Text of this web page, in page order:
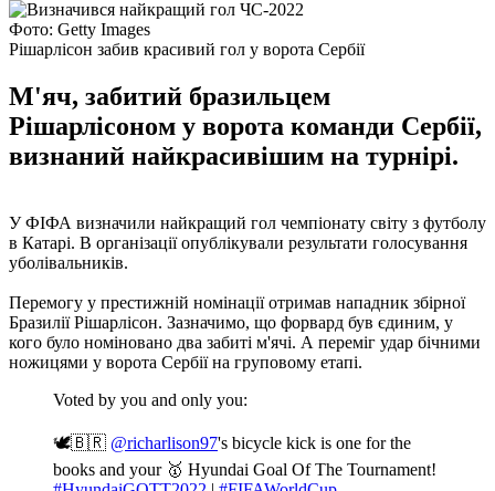
Фото: Getty Images
Рішарлісон забив красивий гол у ворота Сербії
М'яч, забитий бразильцем
Рішарлісоном у ворота команди Сербії,
визнаний найкрасивішим на турнірі.
У ФІФА визначили найкращий гол чемпіонату світу з футболу
в Катарі. В організації опублікували результати голосування
уболівальників.
Перемогу у престижній номінації отримав нападник збірної
Бразилії Рішарлісон. Зазначимо, що форвард був єдиним, у
кого було номіновано два забиті м'ячі. А переміг удар бічними
ножицями у ворота Сербії на груповому етапі.
Voted by you and only you:
🕊🇧🇷 @richarlison97's bicycle kick is one for the
books and your 🥇 Hyundai Goal Of The Tournament!